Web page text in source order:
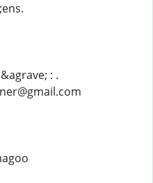
: .